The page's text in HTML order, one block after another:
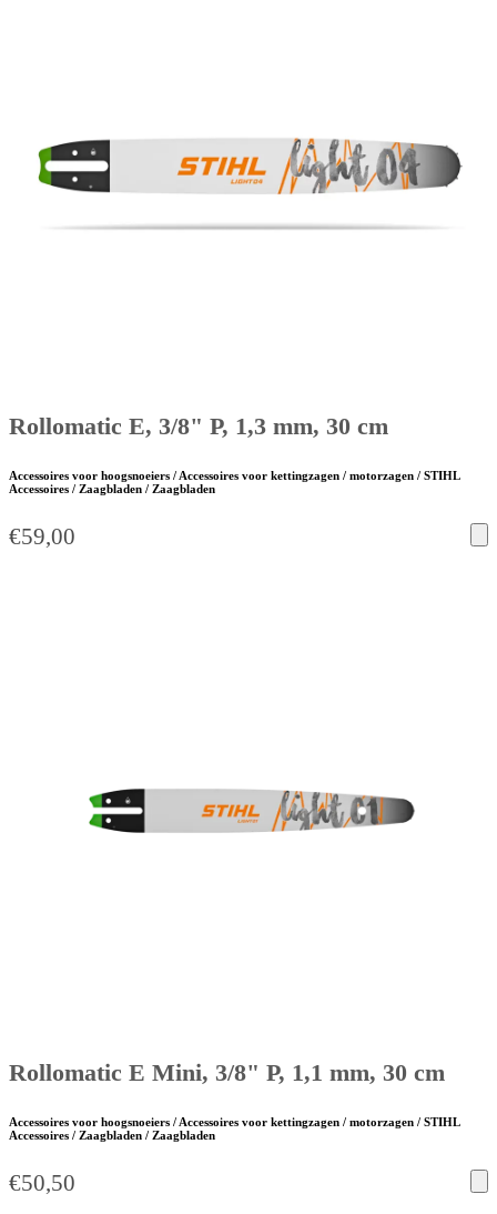
Rollomatic E, 3/8" P, 1,3 mm, 30 cm
Accessoires voor hoogsnoeiers / Accessoires voor kettingzagen / motorzagen / STIHL
Accessoires / Zaagbladen / Zaagbladen
€59,00
Rollomatic E Mini, 3/8" P, 1,1 mm, 30 cm
Accessoires voor hoogsnoeiers / Accessoires voor kettingzagen / motorzagen / STIHL
Accessoires / Zaagbladen / Zaagbladen
€50,50